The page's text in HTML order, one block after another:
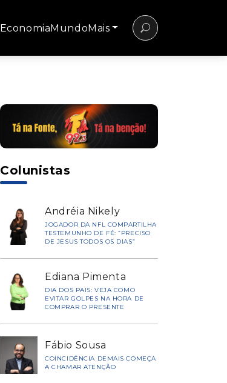
EconomiaMundoMais
Colunistas
Andréia Nikely
JOGADOR DA NFL COMPARTILHA
TESTEMUNHO DE FÉ: “PRECISO
DE JESUS TODOS OS DIAS”
Ediana Pimenta
DIA DOS PAIS: VEJA COMO
EVITAR GOLPES NA HORA DE
COMPRAR O PRESENTE
Fábio Sousa
COINCIDÊNCIA DEMAIS COMEÇA
A CHAMAR ATENÇÃO